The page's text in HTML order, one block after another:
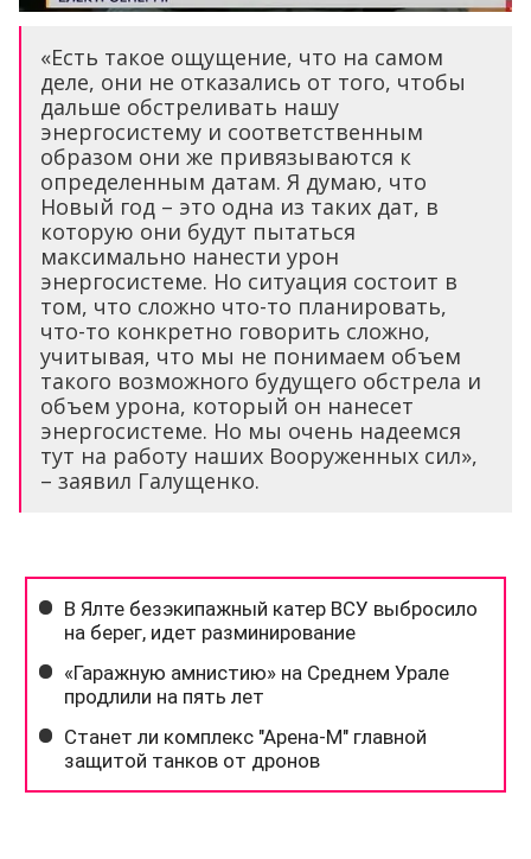
«Есть такое ощущение, что на самом
деле, они не отказались от того, чтобы
дальше обстреливать нашу
энергосистему и соответственным
образом они же привязываются к
определенным датам. Я думаю, что
Новый год – это одна из таких дат, в
которую они будут пытаться
максимально нанести урон
энергосистеме. Но ситуация состоит в
том, что сложно что-то планировать,
что-то конкретно говорить сложно,
учитывая, что мы не понимаем объем
такого возможного будущего обстрела и
объем урона, который он нанесет
энергосистеме. Но мы очень надеемся
тут на работу наших Вооруженных сил»,
– заявил Галущенко.